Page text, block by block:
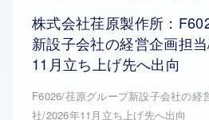
株式会社荏原製作所：
新設子会社の経営企画担
11月立ち上げ先へ出向
F6026/荏原グループ新設子会社の経
社/2026年11月立ち上げ先へ出向